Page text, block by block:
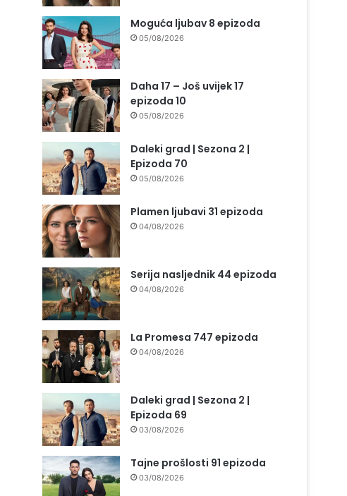
Moguća ljubav 8 epizoda
05/08/2026
Daha 17 – Još uvijek 17
epizoda 10
05/08/2026
Daleki grad | Sezona 2 |
Epizoda 70
05/08/2026
Plamen ljubavi 31 epizoda
04/08/2026
Serija nasljednik 44 epizoda
04/08/2026
La Promesa 747 epizoda
04/08/2026
Daleki grad | Sezona 2 |
Epizoda 69
03/08/2026
Tajne prošlosti 91 epizoda
03/08/2026